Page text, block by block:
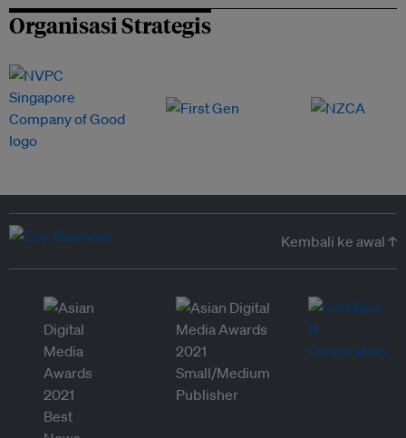
Organisasi Strategis
Kembali ke awal ↑